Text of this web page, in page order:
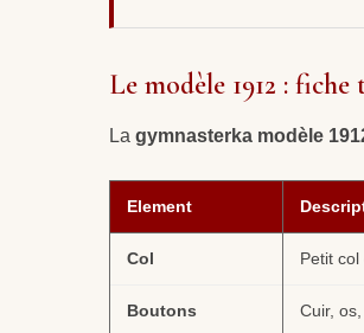
Le modèle 1912 :
La gymnasterka modèle
Element
Col Petit
Boutons Cuir,